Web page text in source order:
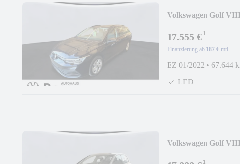
Volkswagen Golf
17.555 €¹
Finanzierung ab 187 € mtl.
EZ 01/2022 • 67.644
LED
Volkswagen Golf